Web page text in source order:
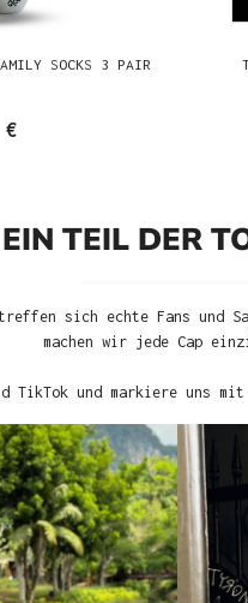
SOCKS 3 PAIR
€
TEIL DER
sich echte Fans und
machen wir jede Cap
TikTok und markiere uns